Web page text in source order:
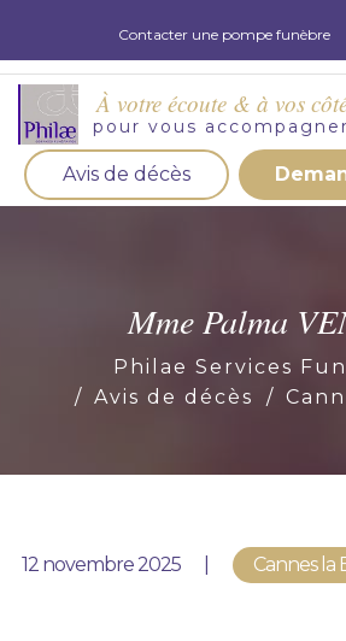
Contacter une pompe funèbre
À votre écoute & à vos
pour vous accompagner
Avis de décès
dans les meilleurs délais.
Demander un devis obsèques
Nous vous accompagnons.
Mme Palma
Philae Services
Avis de décès
Publié le
12 novembre 2025 Cannes la